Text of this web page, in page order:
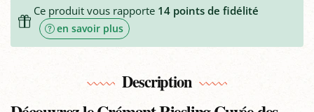
Ce produit vous rapporte 14 points de fidélité
en savoir plus
Description